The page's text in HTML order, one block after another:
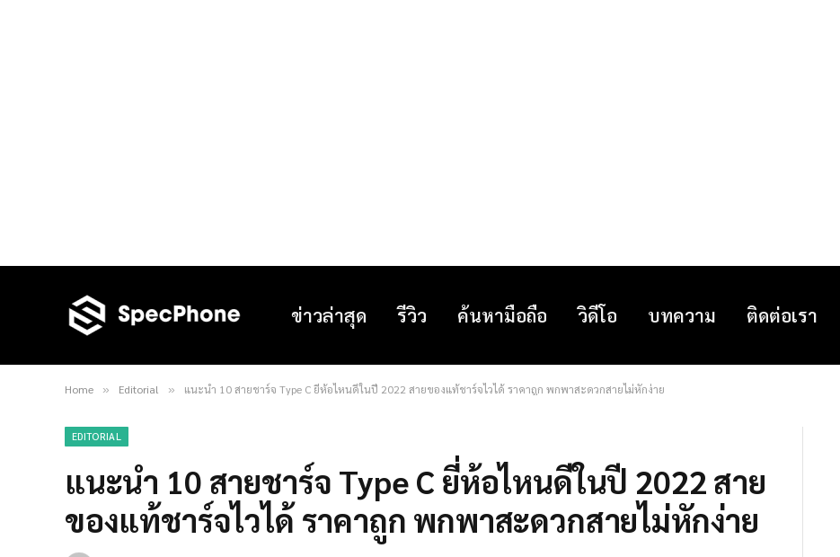
ข่าวล่าสุด รีวิว ค้นหามือถือ วิดีโอ บทความ ติดต่อเรา
Home » Editorial » แนะนำ 10 สายชาร์จ Type C ยี่ห้อไหนดีในปี 2022 สายของแท้ชาร์จไวได้ ราคาถูก พกพาสะดวกสายไม่หักง่าย
EDITORIAL
แนะนำ 10 สายชาร์จ Type C ยี่ห้อไหนดีในปี 2022 สาย
ของแท้ชาร์จไวได้ ราคาถูก พกพาสะดวกสายไม่หักง่าย